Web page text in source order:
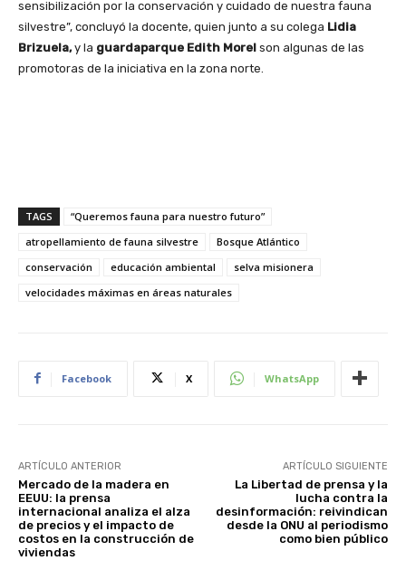
sensibilización por la conservación y cuidado de nuestra fauna
silvestre”, concluyó la docente, quien junto a su colega Lidia
Brizuela,y la guardaparque Edith Morel son algunas de las
promotoras de la iniciativa en la zona norte.
TAGS
“Queremos fauna para nuestro futuro”
atropellamiento de fauna silvestre
Bosque Atlántico
conservación
educación ambiental
selva misionera
velocidades máximas en áreas naturales
Facebook X WhatsApp
ARTÍCULO ANTERIOR
Mercado de la madera en
EEUU: la prensa
internacional analiza el alza
de precios y el impacto de
costos en la construcción de
viviendas
ARTÍCULO SIGUIENTE
La Libertad de prensa y la
lucha contra la
desinformación: reivindican
desde la ONU al periodismo
como bien público